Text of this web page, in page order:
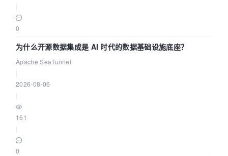
0
为什么开源数据集成是 AI 时代的数据基础设施底座？
Apache SeaTunnel
2026-08-06
161
0